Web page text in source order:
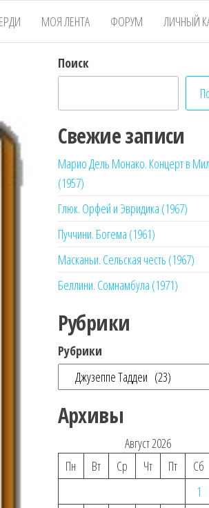
МОЯ ЛЕНТА ФОРУМ ЛИЧНЫЙ
Поиск
Свежие записи
Марио Дель Монако. Концерт в
(1957)
Глюк. Орфей и Эвридика (1967)
Пуччини. Богема (1961)
Масканьи. Сельская честь (1967)
Беллини. Сомнамбула (1971)
Рубрики
Рубрики
Архивы
Август 2026
Пн
Вт Ср Чт Пт Сб
1